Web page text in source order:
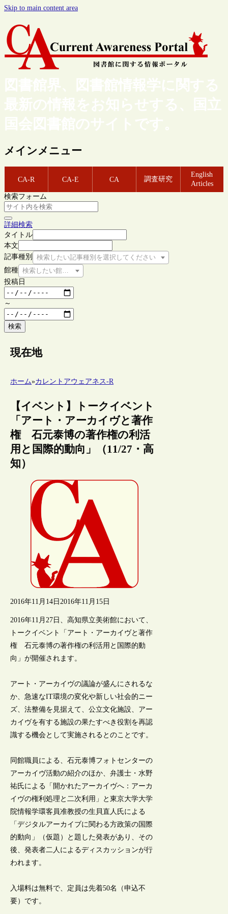
Skip to main content area
図書館界、図書館情報学に関する
最新の情報をお知らせする、国立
国会図書館のサイトです。
メインメニュー
CA-R CA-E CA 調査研究
English
Articles
検索フォーム
詳細検索
タイトル
本文
記事種別
検索したい記事種別を選択してください
館種 検索したい館種を選択してください
投稿日
～
検索
現在地
ホーム»カレントアウェアネス-R
【イベント】トークイベント
「アート・アーカイヴと著作
権 石元泰博の著作権の利活
用と国際的動向」（11/27・高
知）
2016年11月14日 2016年11月15日
2016年11月27日、高知県立美術館において、
トークイベント「アート・アーカイヴと著作
権 石元泰博の著作権の利活用と国際的動
向」が開催されます。
アート・アーカイヴの議論が盛んにされるな
か、急速なIT環境の変化や新しい社会的ニー
ズ、法整備を見据えて、公立文化施設、アー
カイヴを有する施設の果たすべき役割を再認
識する機会として実施されるとのことです。
同館職員による、石元泰博フォトセンターの
アーカイヴ活動の紹介のほか、弁護士・水野
祐氏による「開かれたアーカイヴへ：アーカ
イヴの権利処理と二次利用」と東京大学大学
院情報学環客員准教授の生貝直人氏による
「デジタルアーカイブに関わる方政策の国際
的動向」（仮題）と題した発表があり、その
後、発表者二人によるディスカッションが行
われます。
入場料は無料で、定員は先着50名（申込不
要）です。